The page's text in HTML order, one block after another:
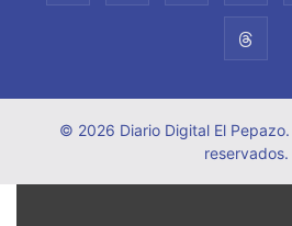
© 2026 Diario Digital El
reservados.